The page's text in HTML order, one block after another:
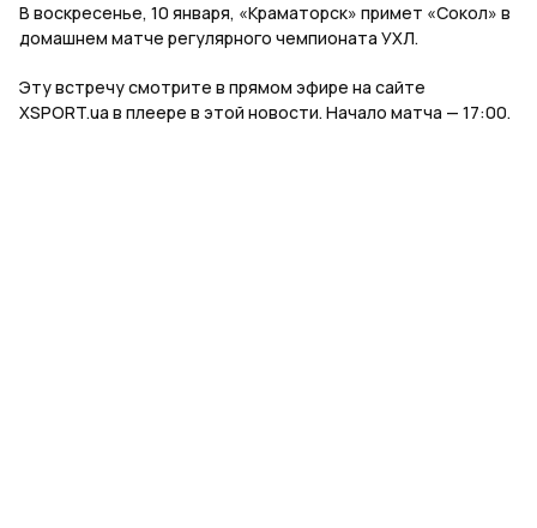
В воскресенье, 10 января, «Краматорск» примет «Сокол» в
домашнем матче регулярного чемпионата УХЛ.
Эту встречу смотрите в прямом эфире на сайте
XSPORT.ua в плеере в этой новости. Начало матча — 17:00.